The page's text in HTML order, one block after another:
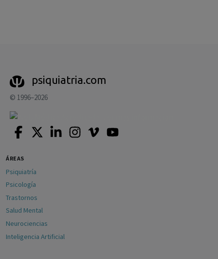
psiquiatria.com
© 1996–2026
ÁREAS
Psiquiatría
Psicología
Trastornos
Salud Mental
Neurociencias
Inteligencia Artificial